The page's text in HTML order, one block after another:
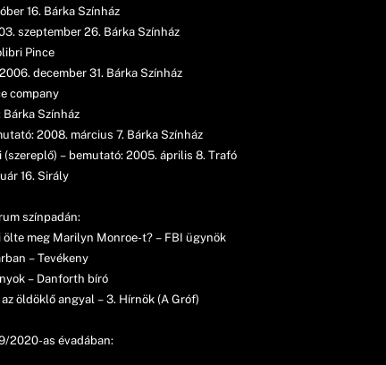
16. Bárka Színház
szeptember 26. Bárka Színház
Pince
december 31. Bárka Színház
company
Színház
2008. március 7. Bárka Színház
– bemutató: 2005. április 8. Trafó
16. Sirály
színpadán:
ölte meg Marilyn Monroe-t? – FBI ügynök
– Tevékeny
– Danforth bíró
öldöklő angyal – 3. Hírnök (A Gróf)
2020-as évadában: